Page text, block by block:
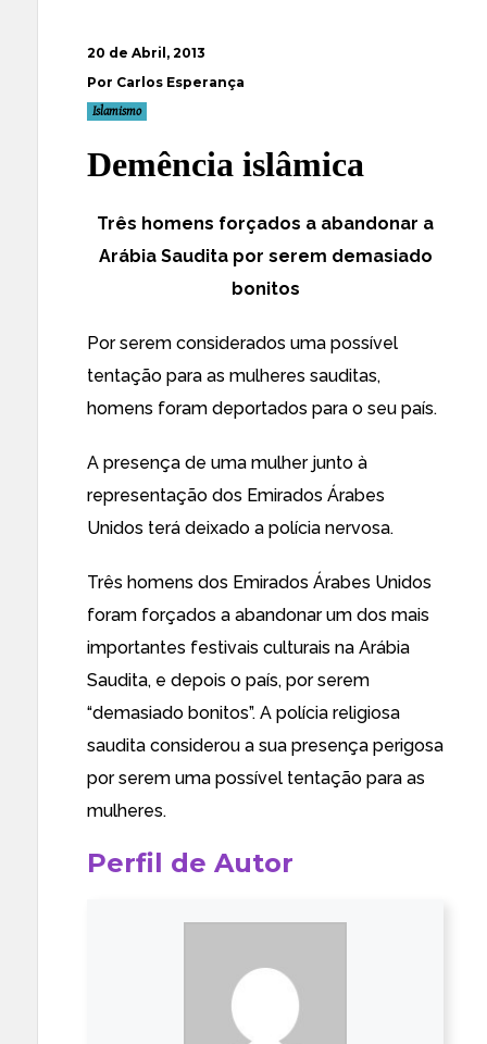
20 de Abril, 2013
Por Carlos Esperança
Islamismo
Demência islâmica
Três homens forçados a abandonar a
Arábia Saudita por serem demasiado
bonitos
Por serem considerados uma possível
tentação para as mulheres sauditas,
homens foram deportados para o seu país.
A presença de uma mulher junto à
representação dos Emirados Árabes
Unidos terá deixado a polícia nervosa.
Três homens dos Emirados Árabes Unidos
foram forçados a abandonar um dos mais
importantes festivais culturais na Arábia
Saudita, e depois o país, por serem
“demasiado bonitos”. A polícia religiosa
saudita considerou a sua presença perigosa
por serem uma possível tentação para as
mulheres.
Perfil de Autor